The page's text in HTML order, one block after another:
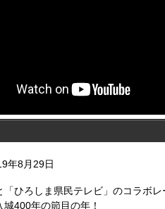
年8月29日
「ひろしま県民テレビ」のコラボレ
400年の節目の年！